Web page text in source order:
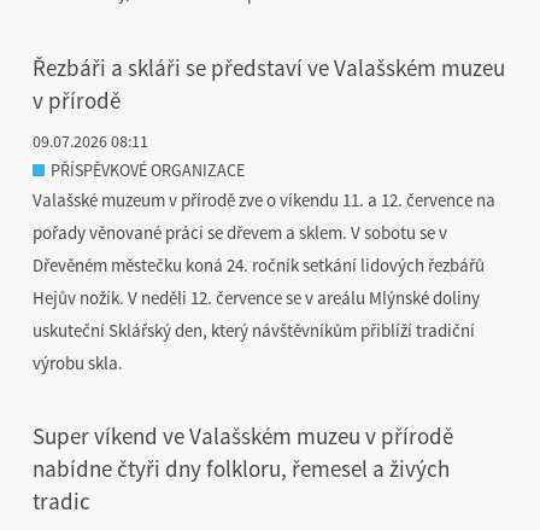
Řezbáři a skláři se představí ve Valašském muzeu
v přírodě
09.07.2026 08:11
PŘÍSPĚVKOVÉ ORGANIZACE
Valašské muzeum v přírodě zve o víkendu 11. a 12. července na
pořady věnované práci se dřevem a sklem. V sobotu se v
Dřevěném městečku koná 24. ročník setkání lidových řezbářů
Hejův nožík. V neděli 12. července se v areálu Mlýnské doliny
uskuteční Sklářský den, který návštěvníkům přiblíží tradiční
výrobu skla.
Super víkend ve Valašském muzeu v přírodě
nabídne čtyři dny folkloru, řemesel a živých
tradic